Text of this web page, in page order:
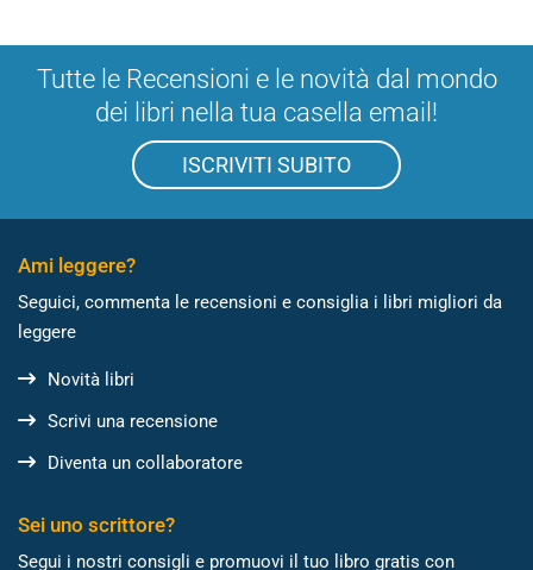
Tutte le Recensioni e le novità dal mondo
dei libri nella tua casella email!
ISCRIVITI SUBITO
Ami leggere?
Seguici, commenta le recensioni e consiglia i libri migliori da
leggere
Novità libri
Scrivi una recensione
Diventa un collaboratore
Sei uno scrittore?
Segui i nostri consigli e promuovi il tuo libro gratis con